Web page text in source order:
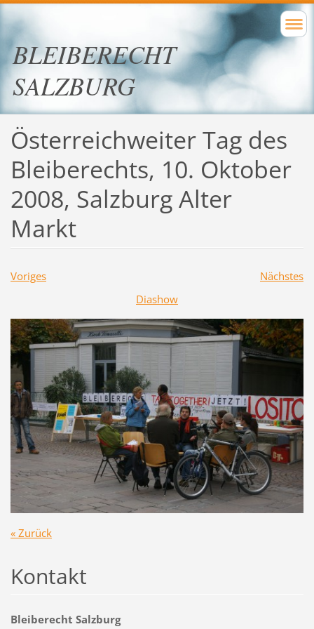
BLEIBERECHT
SALZBURG
Österreichweiter Tag des
Bleiberechts, 10. Oktober
2008, Salzburg Alter
Markt
Voriges
Nächstes
Diashow
« Zurück
Kontakt
Bleiberecht Salzburg